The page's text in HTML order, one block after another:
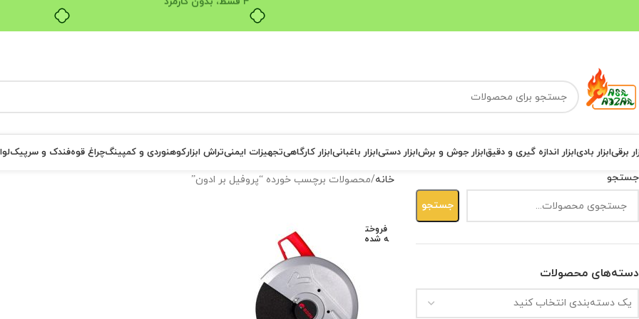
برقیابزار بادیابزار اندازه گیری و دقیقابزار جوش و برشابزار دستیابزار باغبانیابزار کارگاهیتجهیزات ایمنیتراش ابزارکوهنوردی و کمپینگچراغ قوهفندک و سرپیک
جستجو
جستجو
دسته‌های محصولات
یک دسته‌بندی انتخاب کنید
خانه محصولات برچسب خورده “پروفیل بر ادون”
فروخت
ه شده